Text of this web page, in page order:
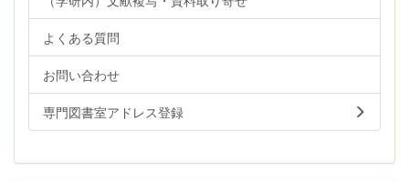
よくある質問
お問い合わせ
専門図書室アドレス登録